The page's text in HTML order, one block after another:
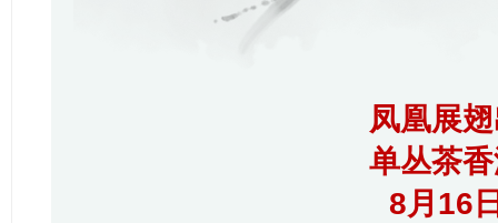
凤凰展
单丛茶
8月16